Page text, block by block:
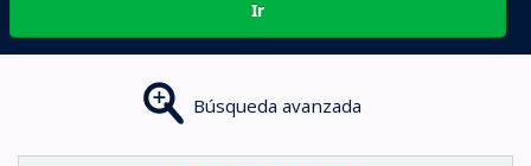
Ir
Búsqueda avanzada